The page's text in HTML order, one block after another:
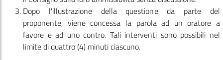
Dopo l'illustrazione della questione da parte del
proponente, viene concessa la parola ad un oratore a
favore e ad uno contro. Tali interventi sono possibili nel
limite di quattro (4) minuti ciascuno.